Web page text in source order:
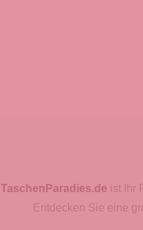
TaschenParadies.de ist Ihr
Entdecken Sie eine